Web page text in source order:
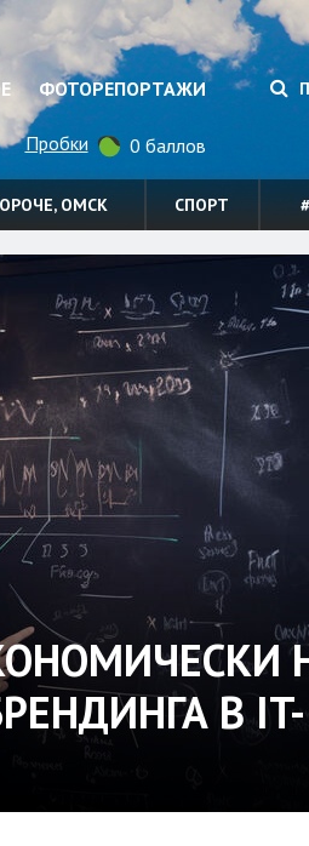
ФОТОРЕПОРТАЖИ
Пробки 0 баллов
ОМСК СПОРТ
В IT-